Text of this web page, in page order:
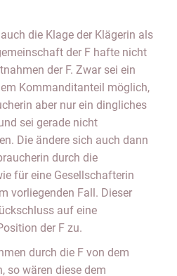
die Klage der Klägerin als
der F hafte nicht
der F. Zwar sei ein
Kommanditanteil möglich,
aber nur ein dingliches
sei gerade nicht
Die ändere sich auch dann
durch die
für eine Gesellschafterin
vorliegenden Fall. Dieser
auf eine
der F zu.
durch die F von dem
so wären diese dem